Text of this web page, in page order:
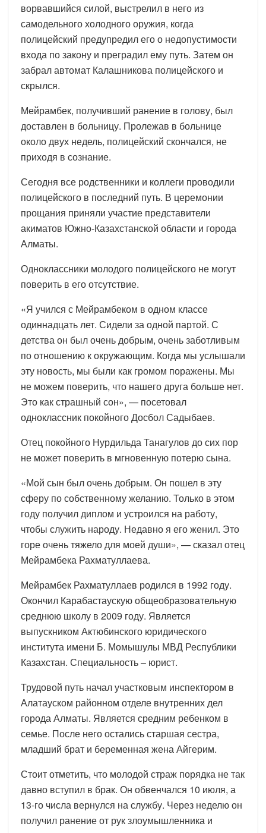
ворвавшийся силой, выстрелил в него из
самодельного холодного оружия, когда
полицейский предупредил его о недопустимости
входа по закону и преградил ему путь. Затем он
забрал автомат Калашникова полицейского и
скрылся.
Мейрамбек, получивший ранение в голову, был
доставлен в больницу. Пролежав в больнице
около двух недель, полицейский скончался, не
приходя в сознание.
Сегодня все родственники и коллеги проводили
полицейского в последний путь. В церемонии
прощания приняли участие представители
акиматов Южно-Казахстанской области и города
Алматы.
Одноклассники молодого полицейского не могут
поверить в его отсутствие.
«Я учился с Мейрамбеком в одном классе
одиннадцать лет. Сидели за одной партой. С
детства он был очень добрым, очень заботливым
по отношению к окружающим. Когда мы услышали
эту новость, мы были как громом поражены. Мы
не можем поверить, что нашего друга больше нет.
Это как страшный сон», — посетовал
одноклассник покойного Досбол Садыбаев.
Отец покойного Нурдильда Танагулов до сих пор
не может поверить в мгновенную потерю сына.
«Мой сын был очень добрым. Он пошел в эту
сферу по собственному желанию. Только в этом
году получил диплом и устроился на работу,
чтобы служить народу. Недавно я его женил. Это
горе очень тяжело для моей души», — сказал отец
Мейрамбека Рахматуллаева.
Мейрамбек Рахматуллаев родился в 1992 году.
Окончил Карабастаускую общеобразовательную
среднюю школу в 2009 году. Является
выпускником Актюбинского юридического
института имени Б. Момышулы МВД Республики
Казахстан. Специальность – юрист.
Трудовой путь начал участковым инспектором в
Алатауском районном отделе внутренних дел
города Алматы. Является средним ребенком в
семье. После него остались старшая сестра,
младший брат и беременная жена Айгерим.
Стоит отметить, что молодой страж порядка не так
давно вступил в брак. Он обвенчался 10 июля, а
13-го числа вернулся на службу. Через неделю он
получил ранение от рук злоумышленника и